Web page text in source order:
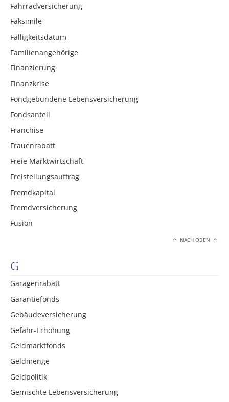
Fahrradversicherung
Faksimile
Fälligkeitsdatum
Familienangehörige
Finanzierung
Finanzkrise
Fondgebundene Lebensversicherung
Fondsanteil
Franchise
Frauenrabatt
Freie Marktwirtschaft
Freistellungsauftrag
Fremdkapital
Fremdversicherung
Fusion
NACH OBEN
G
Garagenrabatt
Garantiefonds
Gebäudeversicherung
Gefahr-Erhöhung
Geldmarktfonds
Geldmenge
Geldpolitik
Gemischte Lebensversicherung